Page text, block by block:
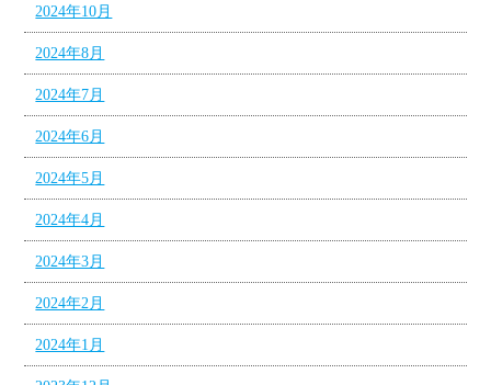
2024年10月
2024年8月
2024年7月
2024年6月
2024年5月
2024年4月
2024年3月
2024年2月
2024年1月